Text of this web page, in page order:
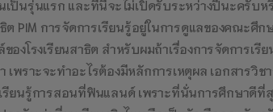
เป็นรุ่นแรก และที่นี่จะไม่เปิดรับระหว่างปีนะครับ
ต PIM การจัดการเรียนรู้อยู่ในการดูแลของคณะศึ
ของโรงเรียนสาธิต สำหรับผมถ้าเรื่องการจัดการ
เพราะจะทำอะไรต้องมีหลักการเหตุผล เอกสาร
รียนรู้การสอนที่ฟินแลนด์ เพราะที่นั่นการศึกษาดีที่สุ